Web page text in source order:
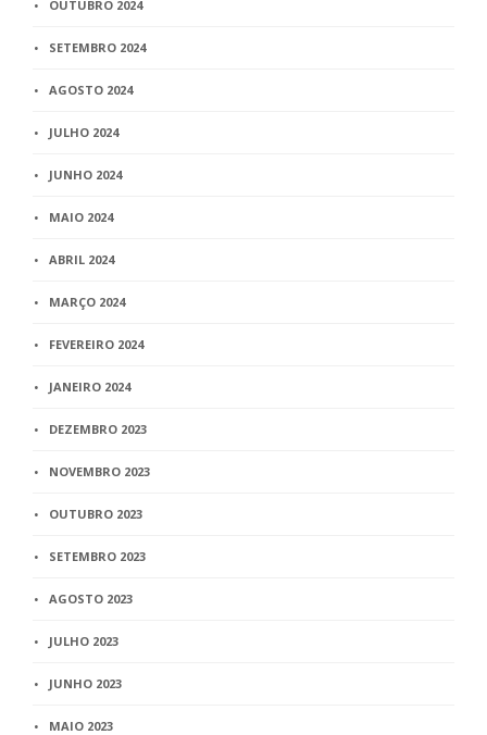
OUTUBRO 2024
SETEMBRO 2024
AGOSTO 2024
JULHO 2024
JUNHO 2024
MAIO 2024
ABRIL 2024
MARÇO 2024
FEVEREIRO 2024
JANEIRO 2024
DEZEMBRO 2023
NOVEMBRO 2023
OUTUBRO 2023
SETEMBRO 2023
AGOSTO 2023
JULHO 2023
JUNHO 2023
MAIO 2023